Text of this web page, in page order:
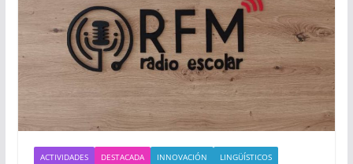
ACTIVIDADES DESTACADA INNOVACIÓN
LINGÜÍSTICOS